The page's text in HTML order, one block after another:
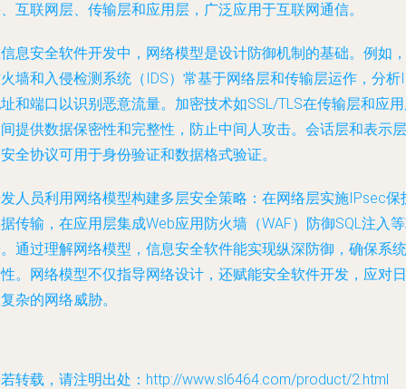
互联网层、传输层和应用层，广泛应用于互联网通信。
息安全软件开发中，网络模型是设计防御机制的基础。例如，
墙和入侵检测系统（IDS）常基于网络层和传输层运作，分析
和端口以识别恶意流量。加密技术如SSL/TLS在传输层和应
提供数据保密性和完整性，防止中间人攻击。会话层和表示层
全协议可用于身份验证和数据格式验证。
人员利用网络模型构建多层安全策略：在网络层实施IPsec保
传输，在应用层集成Web应用防火墙（WAF）防御SQL注入
通过理解网络模型，信息安全软件能实现纵深防御，确保系统
。网络模型不仅指导网络设计，还赋能安全软件开发，应对日
杂的网络威胁。
转载，请注明出处：http://www.sl6464.com/product/2.html